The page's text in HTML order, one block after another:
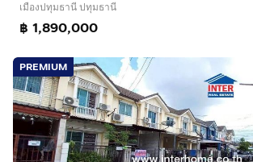
เมืองปทุมธานี ปทุมธานี
฿ 1,890,000
PREMIUM